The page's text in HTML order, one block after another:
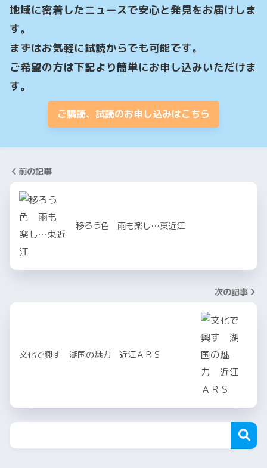
地域に密着したニュースで安心と発見をお届けしま
す。
まずはお気軽に試読からでも可能です。
ご希望の方は下記より簡単にお申し込みいただけま
す。
ご購読、試読のお申し込みはこちら
前の記事
移ろう色 雨も楽し…東近江
次の記事
文化で興す 湖国の魅力 近江ＡＲＳ